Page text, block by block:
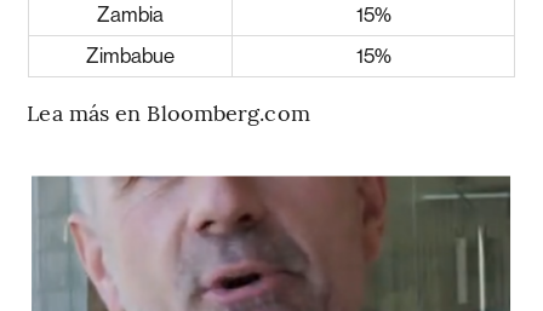
Zambia
15%
Zimbabue
15%
Lea más en Bloomberg.com